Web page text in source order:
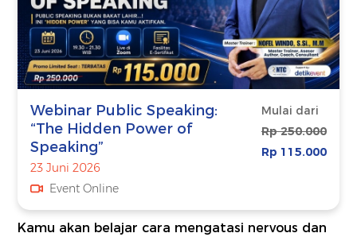
Webinar Public Speaking:
“The Hidden Power of
Speaking”
23 Juni 2026
Event Online
Mulai dari
Rp 250.000
Rp 115.000
Kamu akan belajar cara mengatasi nervous dan